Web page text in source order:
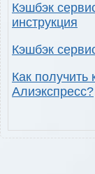
Кэшбэк
инструкция
Кэшбэк
Как
Алиэкспресс?